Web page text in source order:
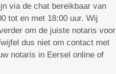
via de chat bereikbaar van
tot en met 18:00 uur. Wij
om de juiste notaris voor
dus niet om contact met
notaris in Eersel online of